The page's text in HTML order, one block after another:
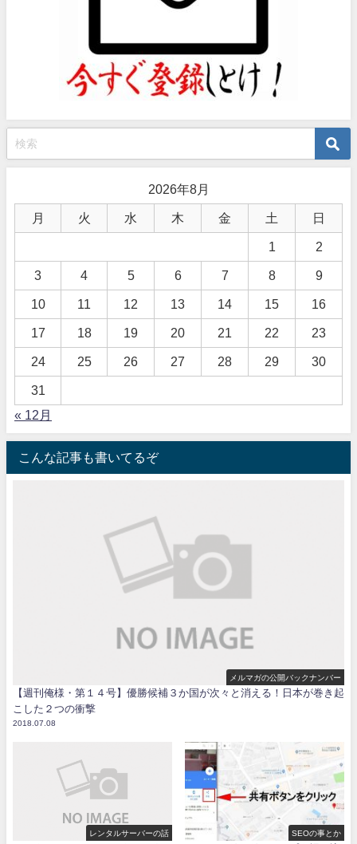
2026年8月
月 火 水 木 金 土 日
1 2
3 4 5 6 7 8 9
10 11 12 13 14 15 16
17 18 19 20 21 22 23
24 25 26 27 28 29 30
31
« 12月
こんな記事も書いてるぞ
メルマガの公開バックナンバー
【週刊俺様・第１４号】優勝候補３か国が次々と消える！日本が巻き起
こした２つの衝撃
2018.07.08
レンタルサーバーの話 SEOの事とか